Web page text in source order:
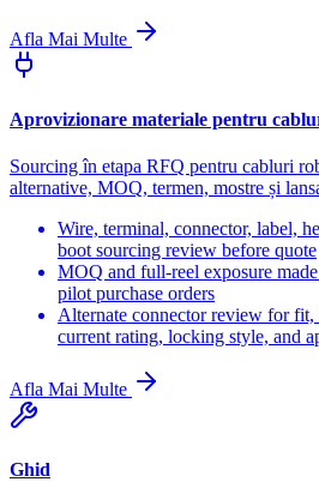
Afla Mai Multe
Aprovizionare materiale pentru
Sourcing în etapa RFQ pentru cabluri
alternative, MOQ, termen, mostre și
Wire, terminal, connector, label,
boot sourcing review before quote
MOQ and full-reel exposure
pilot purchase orders
Alternate connector review for
current rating, locking style, and
Afla Mai Multe
Ghid